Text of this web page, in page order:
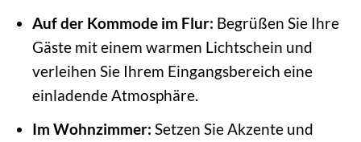
Auf der Kommode im Flur: Begrüßen Sie Ihre
Gäste mit einem warmen Lichtschein und
verleihen Sie Ihrem Eingangsbereich eine
einladende Atmosphäre.
Im Wohnzimmer: Setzen Sie Akzente und